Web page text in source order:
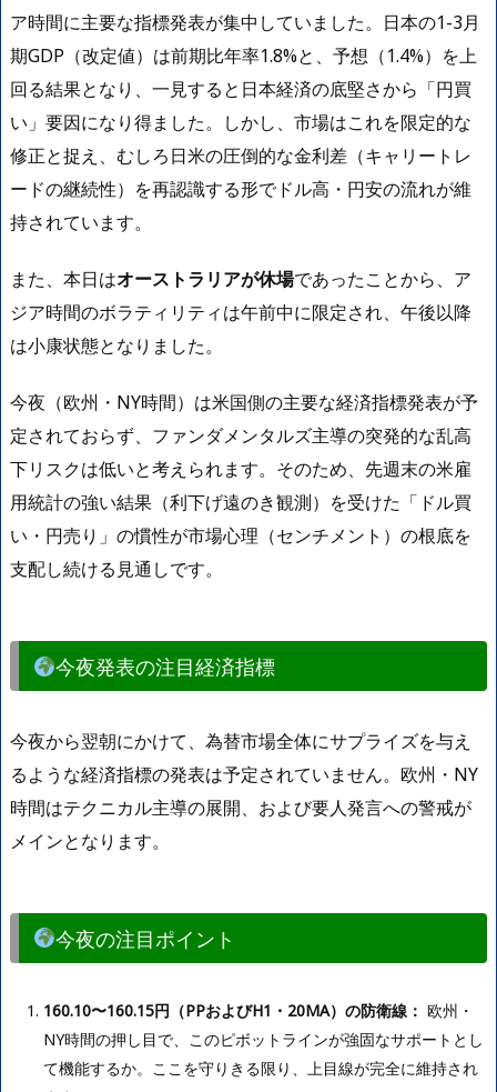
ア時間に主要な指標発表が集中していました。日本の1-3月
期GDP（改定値）は前期比年率1.8%と、予想（1.4%）を上
回る結果となり、一見すると日本経済の底堅さから「円買
い」要因になり得ました。しかし、市場はこれを限定的な
修正と捉え、むしろ日米の圧倒的な金利差（キャリートレ
ードの継続性）を再認識する形でドル高・円安の流れが維
持されています。
また、本日はオーストラリアが休場であったことから、ア
ジア時間のボラティリティは午前中に限定され、午後以降
は小康状態となりました。
今夜（欧州・NY時間）は米国側の主要な経済指標発表が予
定されておらず、ファンダメンタルズ主導の突発的な乱高
下リスクは低いと考えられます。そのため、先週末の米雇
用統計の強い結果（利下げ遠のき観測）を受けた「ドル買
い・円売り」の慣性が市場心理（センチメント）の根底を
支配し続ける見通しです。
今夜発表の注目経済指標
今夜から翌朝にかけて、為替市場全体にサプライズを与え
るような経済指標の発表は予定されていません。欧州・NY
時間はテクニカル主導の展開、および要人発言への警戒が
メインとなります。
今夜の注目ポイント
160.10〜160.15円（PPおよびH1・20MA）の防衛線： 欧州・
NY時間の押し目で、このピボットラインが強固なサポートとし
て機能するか。ここを守りきる限り、上目線が完全に維持され